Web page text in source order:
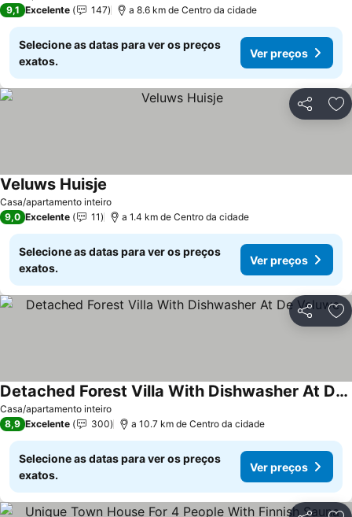
9,1 Excelente 147 a 8.6 km de Centro da cidade
Selecione as datas para ver os preços
exatos.
Ver preços
Partilhar
Casa/apartamento inteiro
Veluws Huisje
9,0 Excelente 11 a 1.4 km de Centro da cidade
Selecione as datas para ver os preços
exatos.
Ver preços
Partilhar
Casa/apartamento inteiro
Detached Forest Villa With Dishwasher At De Veluwe
8,9 Excelente 300 a 10.7 km de Centro da cidade
Selecione as datas para ver os preços
exatos.
Ver preços